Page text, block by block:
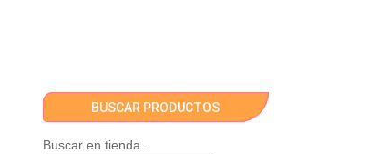
BUSCAR PRODUCTOS
Buscar en tienda...